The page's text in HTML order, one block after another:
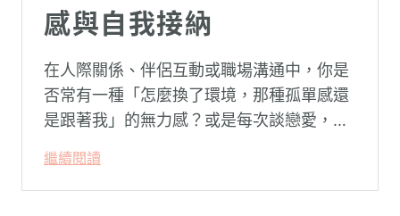
感與自我接納
在人際關係、伴侶互動或職場溝通中，你是
否常有一種「怎麼換了環境，那種孤單感還
是跟著我」的無力感？或是每次談戀愛，總
卻演變成兩敗俱傷？
繼續閱讀